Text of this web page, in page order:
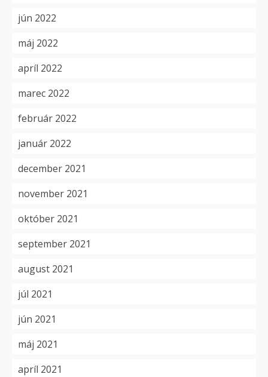
jún 2022
máj 2022
apríl 2022
marec 2022
február 2022
január 2022
december 2021
november 2021
október 2021
september 2021
august 2021
júl 2021
jún 2021
máj 2021
apríl 2021